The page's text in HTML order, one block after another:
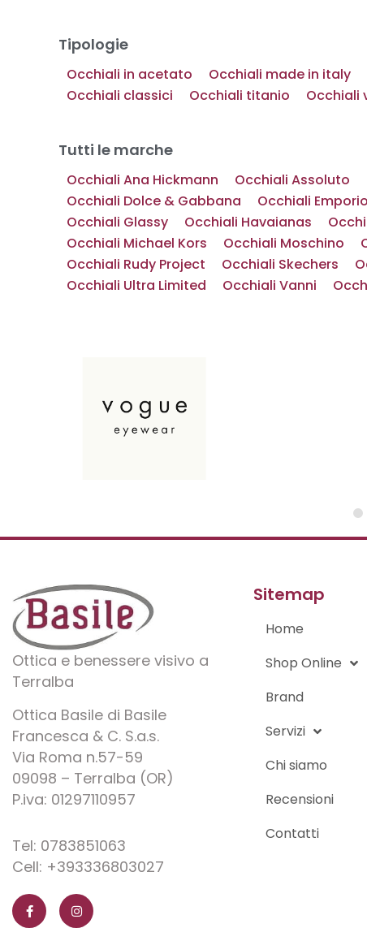
Tipologie
Occhiali in acetato Occhiali made in italy
Occhiali classici
Occhiali titanio Occhiali
Tutti le marche
Occhiali Ana Hickmann Occhiali Assoluto
Occhiali Dolce & Gabbana
Occhiali
Occhiali Glassy
Occhiali Havaianas
Occhiali Michael Kors
Occhiali Moschino
Occhiali Rudy Project
Occhiali Skechers
Occhiali Ultra Limited
Occhiali Vanni
Ottica e benessere visivo a
Terralba
Ottica Basile di Basile
Francesca & C. S.a.s.
Via Roma n.57-59
09098 – Terralba (OR)
P.iva: 01297110957
Tel: 0783851063
Cell: +393336803027
a
c
e
n
s
t
Sitemap
Home
Shop Online
Brand
Servizi
Chi siamo
Recensioni
Contatti